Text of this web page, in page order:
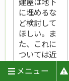
に埋めるな
ど検討して
ほしい。ま
た、これに
ついては近
隣住民に意
見を聞いて
メニュー